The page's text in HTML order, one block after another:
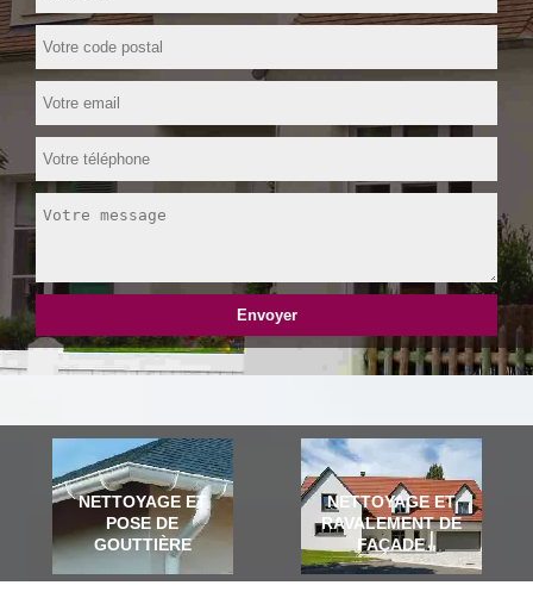
NETTOYAGE ET
POSE DE
GOUTTIÈRE
NETTOYAGE ET
RAVALEMENT DE
FAÇADE